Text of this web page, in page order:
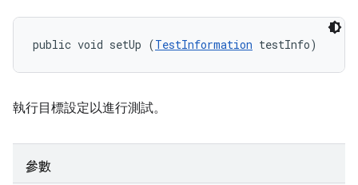
public void setUp (TestInformation testInfo)
執行目標設定以進行測試。
參數